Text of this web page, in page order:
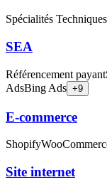
Spécialités Techniques
SEA
Référencement payant
AdsBing Ads +9
E-commerce
Shopify
Site internet